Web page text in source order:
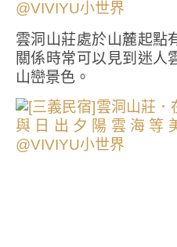
雲洞山莊處於山麓起點
關係時常可以見到迷人
山巒景色。